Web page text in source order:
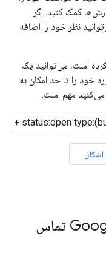
کمک کنید. اگر
نظر خود را اضافه
است، می‌توانید یک
خود را تا حد امکان به
می‌کنید مهم است.
اشکال
با پشتیبانی Google Workspace تماس